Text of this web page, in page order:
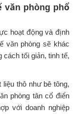
văn phòng phổ
hoạt động và định
văn phòng sẽ khác
cách tối giản, tinh tế,
thô như bê tông,
phòng tân cổ điển
với doanh nghiệp